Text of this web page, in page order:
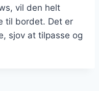
vil den helt
til bordet. Det er
sjov at tilpasse og